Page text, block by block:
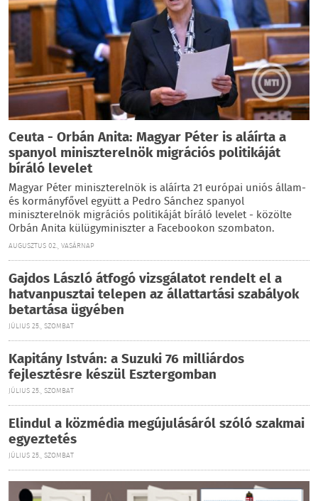
Ceuta - Orbán Anita: Magyar Péter is aláírta a
spanyol miniszterelnök migrációs politikáját
bíráló levelet
Magyar Péter miniszterelnök is aláírta 21 európai uniós állam-
és kormányfővel együtt a Pedro Sánchez spanyol
miniszterelnök migrációs politikáját bíráló levelet - közölte
Orbán Anita külügyminiszter a Facebookon szombaton.
AUGUSZTUS 02., VASÁRNAP
Gajdos László átfogó vizsgálatot rendelt el a
hatvanpusztai telepen az állattartási szabályok
betartása ügyében
JÚLIUS 25., SZOMBAT
Kapitány István: a Suzuki 76 milliárdos
fejlesztésre készül Esztergomban
JÚLIUS 25., SZOMBAT
Elindul a közmédia megújulásáról szóló szakmai
egyeztetés
JÚLIUS 25., SZOMBAT